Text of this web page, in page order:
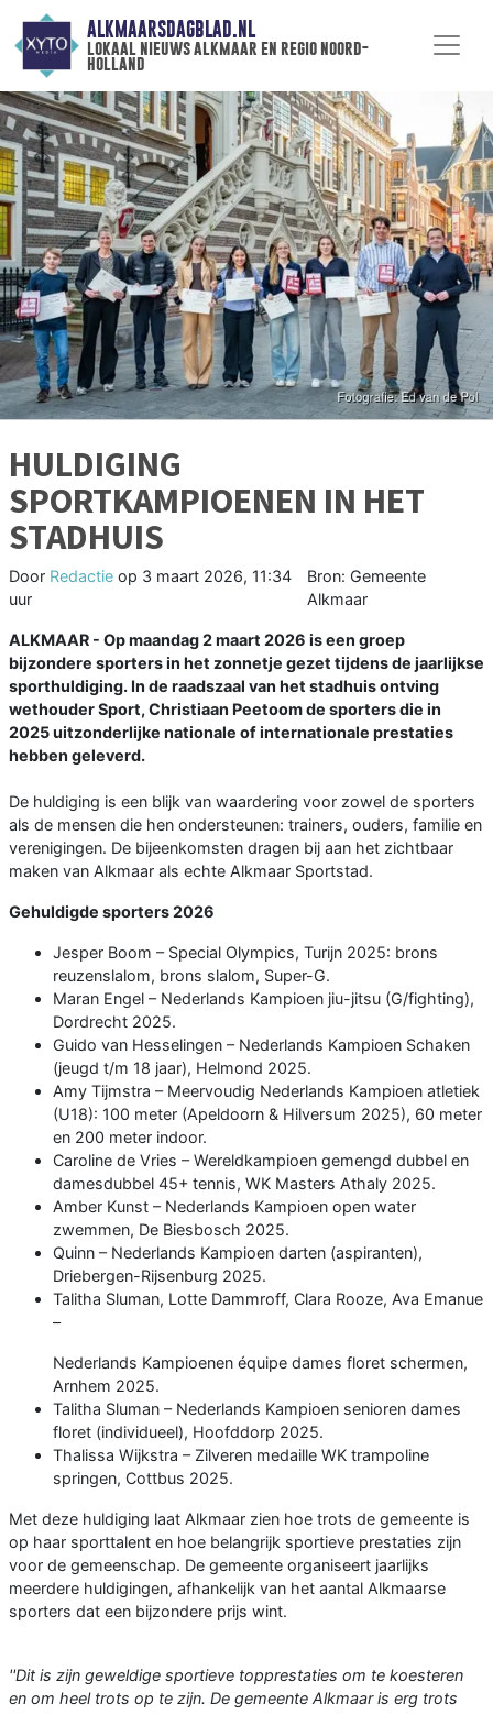
ALKMAARSDAGBLAD.NL
lokaal nieuws alkmaar en regio noord-
holland
HULDIGING
SPORTKAMPIOENEN IN HET
STADHUIS
Door Redactie op 3 maart 2026, 11:34
uur
Bron: Gemeente
Alkmaar
ALKMAAR - Op maandag 2 maart 2026 is een groep
bijzondere sporters in het zonnetje gezet tijdens de jaarlijkse
sporthuldiging. In de raadszaal van het stadhuis ontving
wethouder Sport, Christiaan Peetoom de sporters die in
2025 uitzonderlijke nationale of internationale prestaties
hebben geleverd.
De huldiging is een blijk van waardering voor zowel de sporters
als de mensen die hen ondersteunen: trainers, ouders, familie en
verenigingen. De bijeenkomsten dragen bij aan het zichtbaar
maken van Alkmaar als echte Alkmaar Sportstad.
Gehuldigde sporters 2026
Jesper Boom – Special Olympics, Turijn 2025: brons
reuzenslalom, brons slalom, Super-G.
Maran Engel – Nederlands Kampioen jiu-jitsu (G/fighting),
Dordrecht 2025.
Guido van Hesselingen – Nederlands Kampioen Schaken
(jeugd t/m 18 jaar), Helmond 2025.
Amy Tijmstra – Meervoudig Nederlands Kampioen atletiek
(U18): 100 meter (Apeldoorn & Hilversum 2025), 60 meter
en 200 meter indoor.
Caroline de Vries – Wereldkampioen gemengd dubbel en
damesdubbel 45+ tennis, WK Masters Athaly 2025.
Amber Kunst – Nederlands Kampioen open water
zwemmen, De Biesbosch 2025.
Quinn – Nederlands Kampioen darten (aspiranten),
Driebergen-Rijsenburg 2025.
Talitha Sluman, Lotte Dammroff, Clara Rooze, Ava Emanue
–
Nederlands Kampioenen équipe dames floret schermen,
Arnhem 2025.
Talitha Sluman – Nederlands Kampioen senioren dames
floret (individueel), Hoofddorp 2025.
Thalissa Wijkstra – Zilveren medaille WK trampoline
springen, Cottbus 2025.
Met deze huldiging laat Alkmaar zien hoe trots de gemeente is
op haar sporttalent en hoe belangrijk sportieve prestaties zijn
voor de gemeenschap. De gemeente organiseert jaarlijks
meerdere huldigingen, afhankelijk van het aantal Alkmaarse
sporters dat een bijzondere prijs wint.
''Dit is zijn geweldige sportieve topprestaties om te koesteren
en om heel trots op te zijn. De gemeente Alkmaar is erg trots